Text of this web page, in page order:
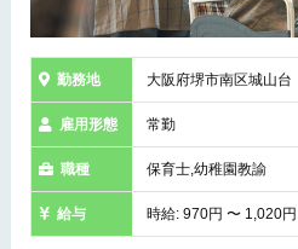
勤務地 大阪府堺市南区城山台
雇用形態 常勤
職種 保育士,幼稚園教諭
給与 時給: 970円 〜 1,020円